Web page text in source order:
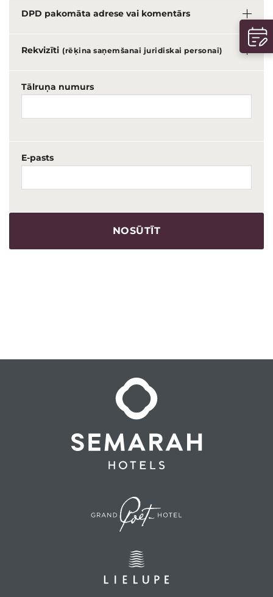
DPD pakomāta adrese vai komentārs
Rekvizīti (rēķina saņemšanai juridiskai personai)
Tālruņa numurs
E-pasts